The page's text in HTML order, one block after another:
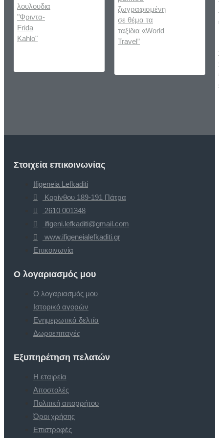
Στοιχεία επικοινωνίας
Ifigeneia Lefkaditi
Κορίνθου 189-191 Πάτρα
2610 001348
ifigeni.lefkaditi@gmail.com
www.ifigeneialefkaditi.gr
Επικοινωνία
Ο λογαριασμός μου
Ο λογαριασμός μου
Ιστορικό αγορών
Ενημερωτικά δελτία
Δωροεπιταγές
Εξυπηρέτηση πελατών
Η εταιρεία
Αποστολές
Πολιτική απορρήτου
Όροι χρήσης
Επιστροφές